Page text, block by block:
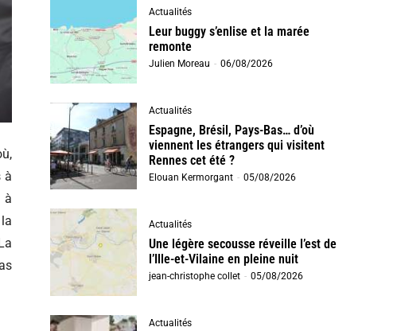
à
à
Actualités
Leur buggy s’enlise et la marée
remonte
Julien Moreau - 06/08/2026
Actualités
Espagne, Brésil, Pays-Bas… d’où
viennent les étrangers qui visitent
Rennes cet été ?
Elouan Kermorgant - 05/08/2026
Actualités
Une légère secousse réveille l’est de
l’Ille-et-Vilaine en pleine nuit
jean-christophe collet - 05/08/2026
Actualités